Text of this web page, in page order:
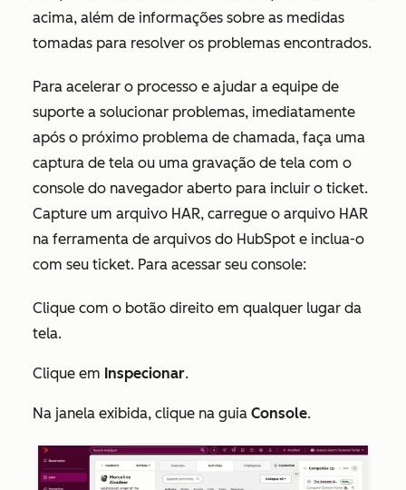
acima, além de informações sobre as medidas
tomadas para resolver os problemas encontrados.
Para acelerar o processo e ajudar a equipe de
suporte a solucionar problemas, imediatamente
após o próximo problema de chamada, faça uma
captura de tela ou uma gravação de tela com o
console do navegador aberto para incluir o ticket.
Capture um arquivo HAR, carregue o arquivo HAR
na ferramenta de arquivos do HubSpot e inclua-o
com seu ticket. Para acessar seu console:
Clique com o botão direito em qualquer lugar da
tela.
Clique em Inspecionar.
Na janela exibida, clique na guia Console.